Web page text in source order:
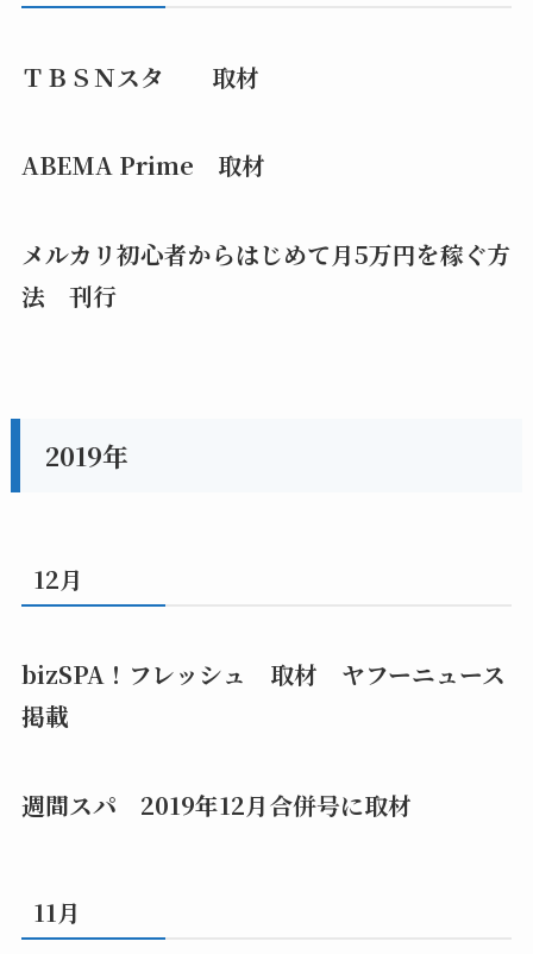
ＴＢＳＮスタ 取材
ABEMA Prime 取材
メルカリ初心者からはじめて月5万円を稼ぐ方
法 刊行
2019年
12月
bizSPA！フレッシュ 取材 ヤフーニュース
掲載
週間スパ 2019年12月合併号に取材
11月